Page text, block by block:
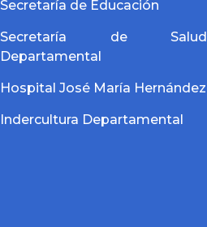
Secretaría de Educación
Secretaría de Salud
Departamental
Hospital José María Hernández
Indercultura Departamental